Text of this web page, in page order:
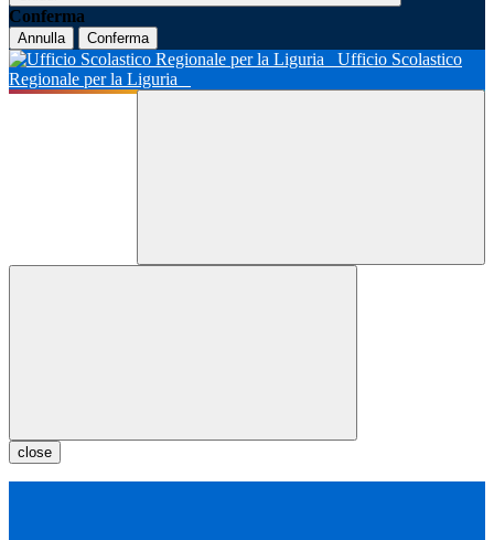
Conferma
Annulla Conferma
Ufficio Scolastico
Regionale per la Liguria
close